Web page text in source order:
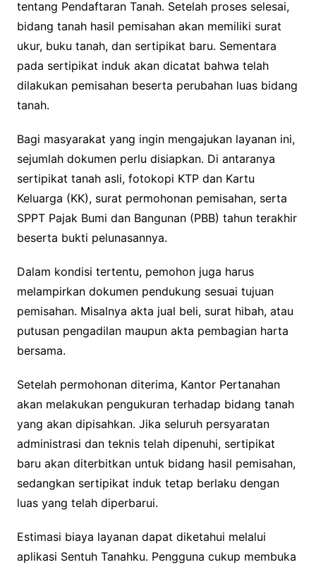
tentang Pendaftaran Tanah. Setelah proses selesai,
bidang tanah hasil pemisahan akan memiliki surat
ukur, buku tanah, dan sertipikat baru. Sementara
pada sertipikat induk akan dicatat bahwa telah
dilakukan pemisahan beserta perubahan luas bidang
tanah.
Bagi masyarakat yang ingin mengajukan layanan ini,
sejumlah dokumen perlu disiapkan. Di antaranya
sertipikat tanah asli, fotokopi KTP dan Kartu
Keluarga (KK), surat permohonan pemisahan, serta
SPPT Pajak Bumi dan Bangunan (PBB) tahun terakhir
beserta bukti pelunasannya.
Dalam kondisi tertentu, pemohon juga harus
melampirkan dokumen pendukung sesuai tujuan
pemisahan. Misalnya akta jual beli, surat hibah, atau
putusan pengadilan maupun akta pembagian harta
bersama.
Setelah permohonan diterima, Kantor Pertanahan
akan melakukan pengukuran terhadap bidang tanah
yang akan dipisahkan. Jika seluruh persyaratan
administrasi dan teknis telah dipenuhi, sertipikat
baru akan diterbitkan untuk bidang hasil pemisahan,
sedangkan sertipikat induk tetap berlaku dengan
luas yang telah diperbarui.
Estimasi biaya layanan dapat diketahui melalui
aplikasi Sentuh Tanahku. Pengguna cukup membuka